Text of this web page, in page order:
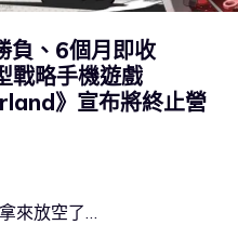
負、6個月即收
戰略手機遊戲
》宣布將終止營
來放空了…